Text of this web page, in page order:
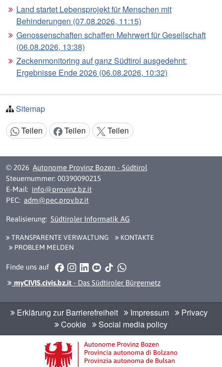
Land startet Lebensprojekt für Menschen mit
Behinderungen (07.08.2026, 11:15)
Genossenschaften schaffen Mehrwert für Gesellschaft
(06.08.2026, 13:38)
Zeckenmonitoring auf ganz Südtirol ausgedehnt:
Ergebnisse Ende 2026 (06.08.2026, 10:32)
Sitemap
Inhalt teilen:
Teilen Teilen Teilen
© 2026 Autonome Provinz Bozen - Südtirol
Steuernummer: 00390090215
E-Mail: info@provinz.bz.it
PEC: adm@pec.prov.bz.it
Realisierung: Südtiroler Informatik AG
TRANSPARENTE VERWALTUNG
KONTAKTE
PROBLEM MELDEN
Finde uns auf Facebook
Instagram
LinkedInYouTube
TikTokWhatsApp
myCIVIS.civis.bz.it - Das Südtiroler Bürgernetz
Erklärung zur Barrierefreiheit Impressum
Privacy
Cookie
Social media policy